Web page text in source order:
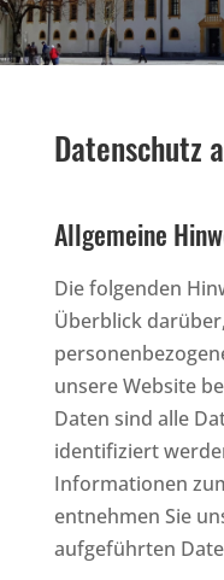
Datenschutz
Allgemeine
Die folgenden
Überblick
unsere Website
Daten sind alle
identifiziert
Informationen
entnehmen Sie
aufgeführten